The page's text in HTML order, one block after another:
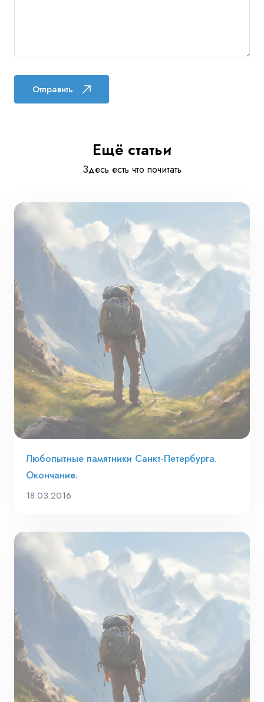
Отправить
Ещё статьи
Здесь есть что почитать
Любопытные памятники Санкт-Петербурга.
Окончание.
18.03.2016